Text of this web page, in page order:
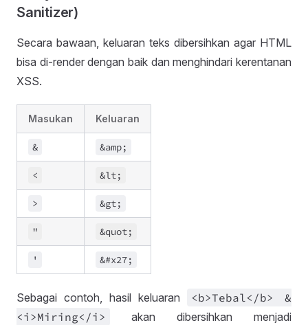
Sanitizer)
Secara bawaan, keluaran teks dibersihkan agar HTML
bisa di-render dengan baik dan menghindari kerentanan
XSS.
Masukan Keluaran
& &amp;
< &lt;
> &gt;
" &quot;
' &#x27;
Sebagai contoh, hasil keluaran <b>Tebal< /b> &
<i>Miring< /i>
akan dibersihkan menjadi